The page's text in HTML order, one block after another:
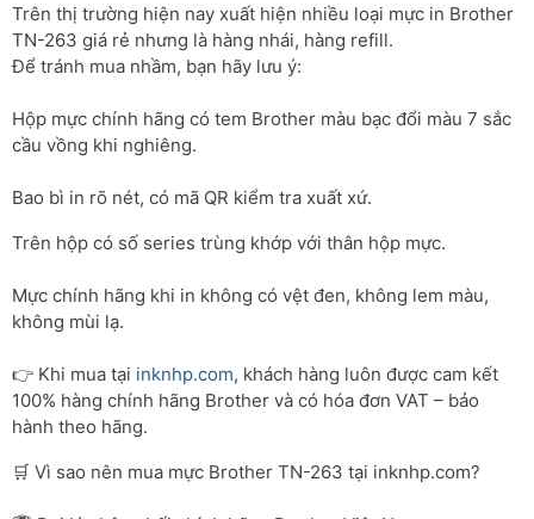
Trên thị trường hiện nay xuất hiện nhiều loại mực in Brother
TN-263 giá rẻ nhưng là hàng nhái, hàng refill.
Để tránh mua nhầm, bạn hãy lưu ý:
Hộp mực chính hãng có tem Brother màu bạc đổi màu 7 sắc
cầu vồng khi nghiêng.
Bao bì in rõ nét, có mã QR kiểm tra xuất xứ.
Trên hộp có số series trùng khớp với thân hộp mực.
Mực chính hãng khi in không có vệt đen, không lem màu,
không mùi lạ.
👉 Khi mua tại inknhp.com, khách hàng luôn được cam kết
100% hàng chính hãng Brother và có hóa đơn VAT – bảo
hành theo hãng.
🛒 Vì sao nên mua mực Brother TN-263 tại inknhp.com?